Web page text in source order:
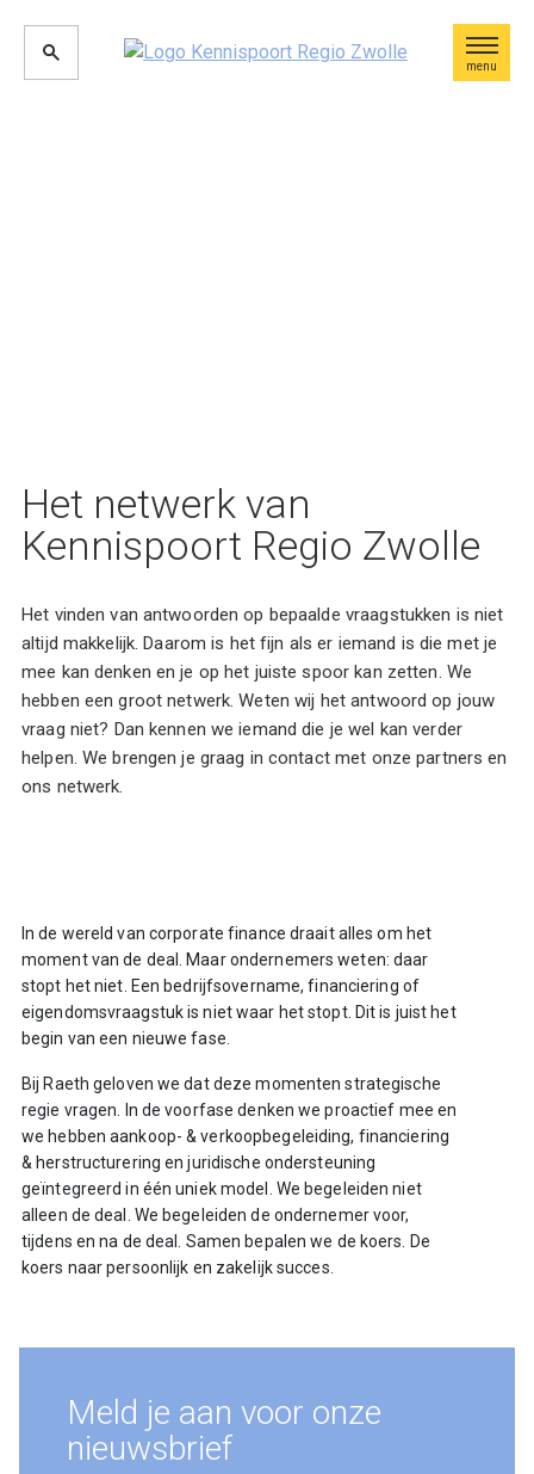
menu
Het netwerk van
Kennispoort Regio Zwolle
Het vinden van antwoorden op bepaalde vraagstukken is niet
altijd makkelijk. Daarom is het fijn als er iemand is die met je
mee kan denken en je op het juiste spoor kan zetten. We
hebben een groot netwerk. Weten wij het antwoord op jouw
vraag niet? Dan kennen we iemand die je wel kan verder
helpen. We brengen je graag in contact met onze partners en
ons netwerk.
In de wereld van corporate finance draait alles om het
moment van de deal. Maar ondernemers weten: daar
stopt het niet. Een bedrijfsovername, financiering of
eigendomsvraagstuk is niet waar het stopt. Dit is juist het
begin van een nieuwe fase.
Bij Raeth geloven we dat deze momenten strategische
regie vragen. In de voorfase denken we proactief mee en
we hebben aankoop- & verkoopbegeleiding, financiering
& herstructurering en juridische ondersteuning
geïntegreerd in één uniek model. We begeleiden niet
alleen de deal. We begeleiden de ondernemer voor,
tijdens en na de deal. Samen bepalen we de koers. De
koers naar persoonlijk en zakelijk succes.
Meld je aan voor onze
nieuwsbrief